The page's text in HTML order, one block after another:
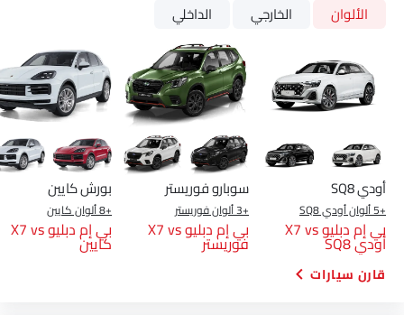
الألوان الخارجي الداخلي
أودي SQ8
+5 ألوان أودي SQ8
بي إم دبليو X7 vs
أودي SQ8
سوبارو فوريستر
+3 ألوان فوريستر
بي إم دبليو X7 vs
فوريستر
بورش كايين
+8 ألوان كايين
بي إم دبليو X7 vs
كايين
قارن سيارات